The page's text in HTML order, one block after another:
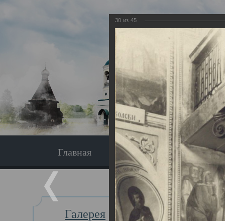
Главная Экскурсия
Галерея
Главная
30 из 45